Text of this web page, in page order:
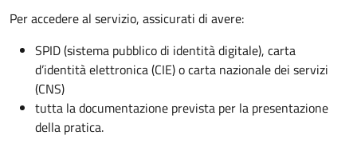
Per accedere al servizio, assicurati di avere:
SPID (sistema pubblico di identità digitale), carta
d’identità elettronica (CIE) o carta nazionale dei servizi
(CNS)
tutta la documentazione prevista per la presentazione
della pratica.